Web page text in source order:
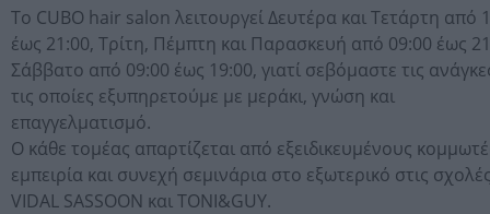
Το CUBO hair salon λειτουργεί Δευτέρα και Τετάρτη από
έως 21:00, Τρίτη, Πέμπτη και Παρασκευή από 09:00 έως
Σάββατο από 09:00 έως 19:00, γιατί σεβόμαστε τις
τις οποίες εξυπηρετούμε με μεράκι, γνώση και
επαγγελματισμό.
Ο κάθε τομέας απαρτίζεται από εξειδικευμένους
εμπειρία και συνεχή σεμινάρια στο εξωτερικό στις
VIDAL SASSOON και TONI&GUY.